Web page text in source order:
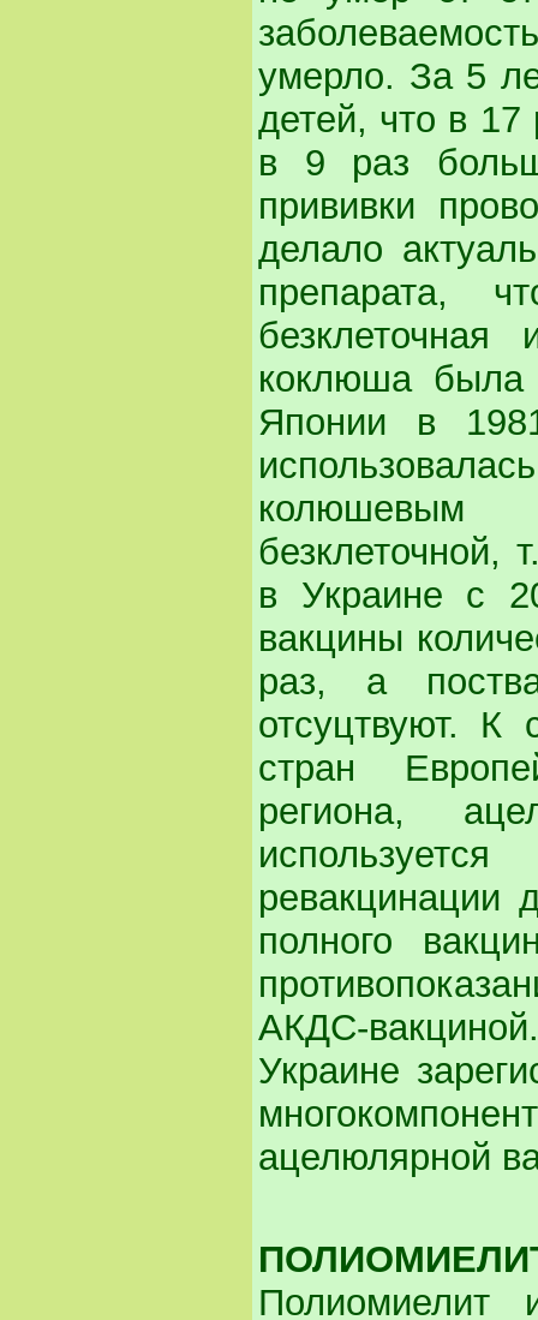
умерло. За 5
детей, что в
в 9 раз
прививки
делало
препарата,
коклюша была
Японии в
колюшевым
безклеточной,
в Украине с
вакцины
раз, а
отсуцтвуют. К
стран
региона,
ревакцинации
полного
АКДС-
Украине
ацелюлярной
Полиомиелит